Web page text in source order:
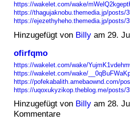
https://wakelet.com/wake/
https://thagujaknobu.themedia.jp/posts/
https://ejezethyheho.themedia.jp/posts/
Hinzugefügt von Billyam 29.
ofirfqmo
https://wakelet.com/wake/
https://wakelet.com/wake/
https://pofekabalith.amebaownd.com/
https://uqoxukyzikop.theblog.me/posts/
Hinzugefügt von Billyam 28.
Kommentare